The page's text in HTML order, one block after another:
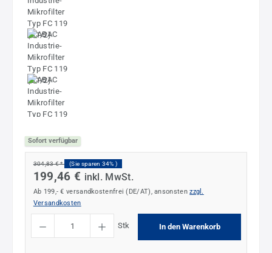
Sofort verfügbar
304,83 € * (Sie sparen 34% )
199,46 € inkl. MwSt.
Ab 199,- € versandkostenfrei (DE/AT), ansonstenzzgl.
Versandkosten
Stk In den Warenkorb